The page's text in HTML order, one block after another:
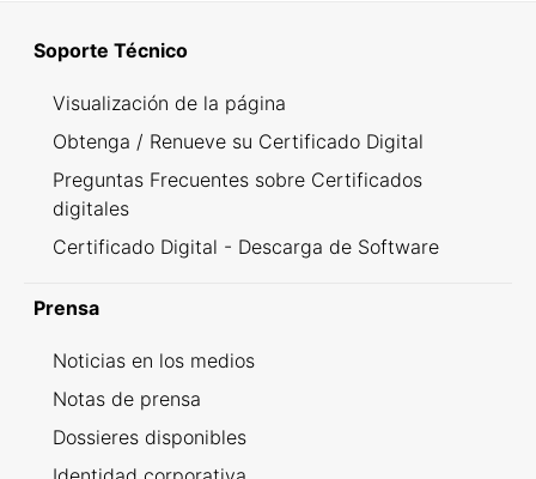
Soporte Técnico
Visualización de la página
Obtenga / Renueve su Certificado Digital
Preguntas Frecuentes sobre Certificados
digitales
Certificado Digital - Descarga de Software
Prensa
Noticias en los medios
Notas de prensa
Dossieres disponibles